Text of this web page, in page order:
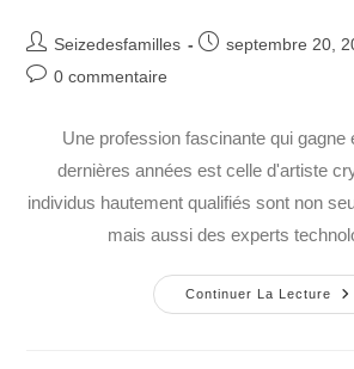
Seizedesfamilles septembre 20,
0 commentaire
Une profession fascinante qui gagne
dernières années est celle d'artiste
individus hautement qualifiés sont non
mais aussi des experts
Continuer La Lecture